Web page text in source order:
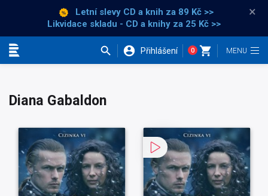
Letní slevy CD a knih za 89 Kč >>
Likvidace skladu - CD a knihy za 25 Kč >>
×
Přihlášení 0
Diana Gabaldon